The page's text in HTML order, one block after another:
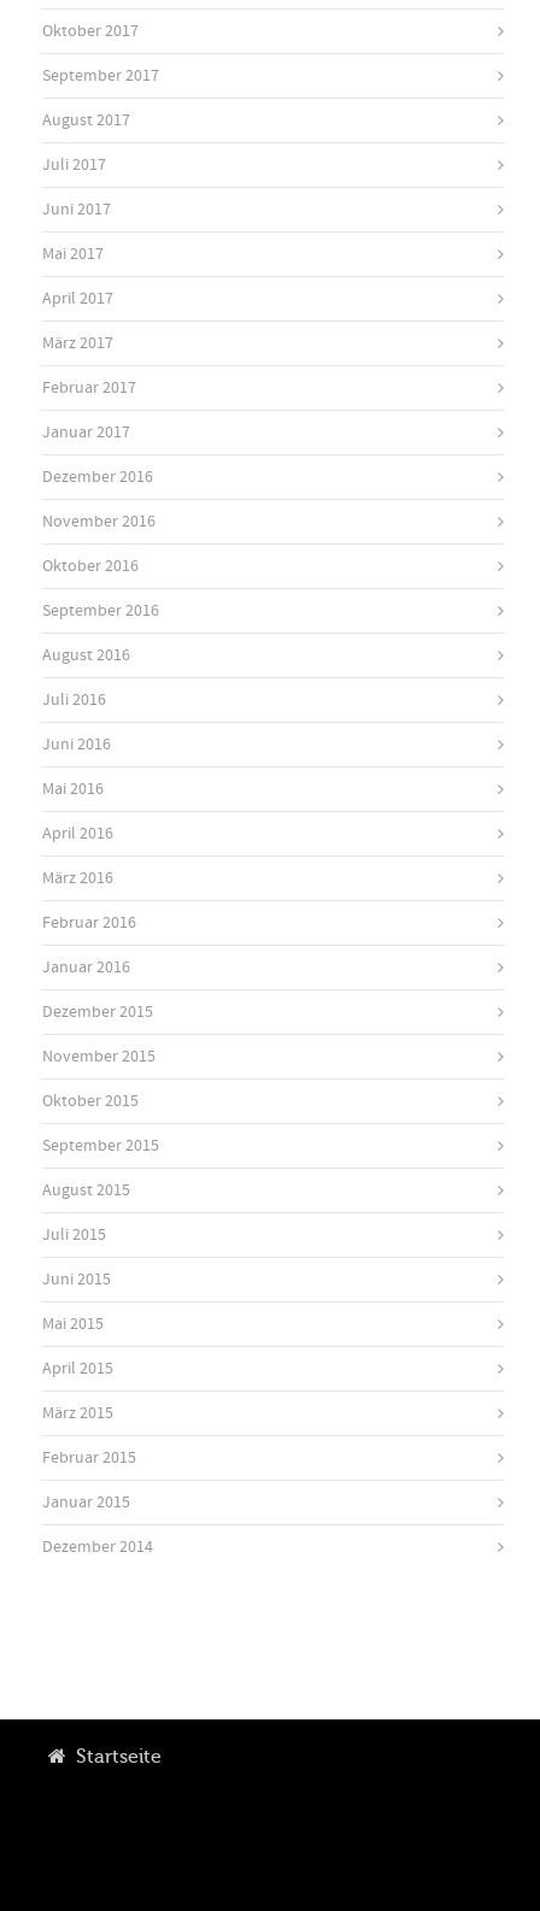
Oktober 2017
September 2017
August 2017
Juli 2017
Juni 2017
Mai 2017
April 2017
März 2017
Februar 2017
Januar 2017
Dezember 2016
November 2016
Oktober 2016
September 2016
August 2016
Juli 2016
Juni 2016
Mai 2016
April 2016
März 2016
Februar 2016
Januar 2016
Dezember 2015
November 2015
Oktober 2015
September 2015
August 2015
Juli 2015
Juni 2015
Mai 2015
April 2015
März 2015
Februar 2015
Januar 2015
Dezember 2014
Startseite